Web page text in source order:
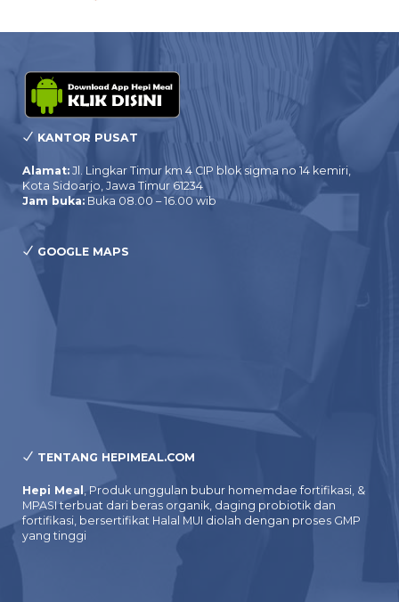
KANTOR PUSAT
Alamat: Jl. Lingkar Timur km 4 CIP blok sigma no 14 kemiri,
Kota Sidoarjo, Jawa Timur 61234
Jam buka: Buka 08.00 – 16.00 wib
GOOGLE MAPS
TENTANG HEPIMEAL.COM
Hepi Meal , Produk unggulan bubur homemdae fortifikasi, &
MPASI terbuat dari beras organik, daging probiotik dan
fortifikasi, bersertifikat Halal MUI diolah dengan proses GMP
yang tinggi